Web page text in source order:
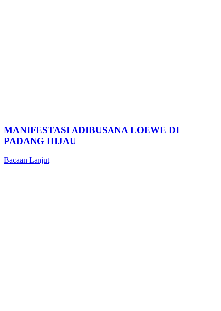
MANIFESTASI ADIBUSANA LOEWE DI
PADANG HIJAU
Bacaan Lanjut